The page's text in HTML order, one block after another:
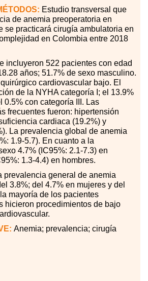
Estudio transversal que
de anemia preoperatoria en
se practicará cirugía ambulatoria en
en Colombia entre 2018
incluyeron 522 pacientes con edad
años; 51.7% de sexo masculino.
cardiovascular bajo. El
de la NYHA categoría I; el 13.9%
0.5% con categoría III. Las
frecuentes fueron: hipertensión
cardiaca (19.2%) y
La prevalencia global de anemia
1.9-5.7). En cuanto a la
4.7% (IC95%: 2.1-7.3) en
1.3-4.4) en hombres.
prevalencia general de anemia
3.8%; del 4.7% en mujeres y del
mayoría de los pacientes
hicieron procedimientos de bajo
Anemia; prevalencia; cirugía